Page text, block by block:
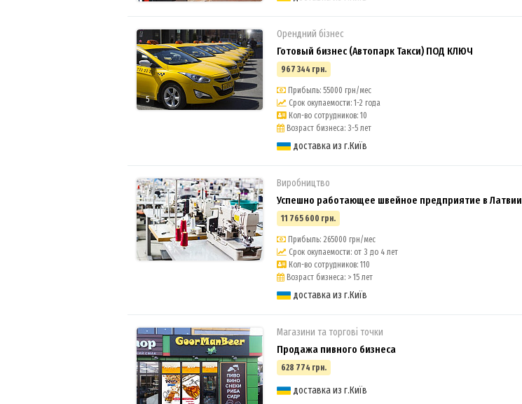
5
Орендний бізнес
Готовый бизнес (Автопарк Такси) ПОД КЛЮЧ
967 344 грн.
Прибыль: 55000 грн/мес
Срок окупаемости: 1-2 года
Кол-во сотрудников: 10
Возраст бизнеса: 3-5 лет
доставка из г.Київ
Виробництво
Успешно работающее швейное предприятие в Латвии
11 765 600 грн.
Прибыль: 265000 грн/мес
Срок окупаемости: от 3 до 4 лет
Кол-во сотрудников: 110
Возраст бизнеса: > 15 лет
доставка из г.Київ
Магазини та торгові точки
Продажа пивного бизнеса
628 774 грн.
доставка из г.Київ